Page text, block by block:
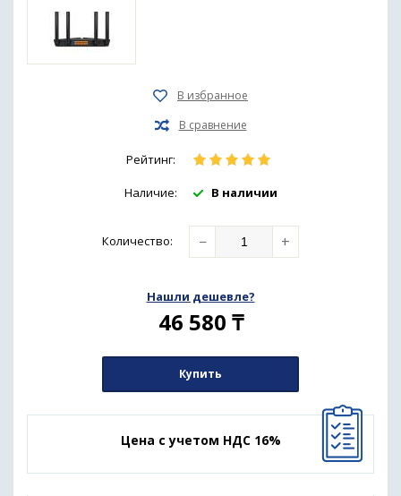
Рейтинг:
Наличие: В наличии
Количество: − +
Нашли дешевле?
46 580 ₸
Купить
Цена с учетом НДС 16%